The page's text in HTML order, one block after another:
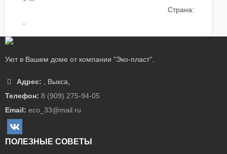
Страна:
-
Уют в Вашем доме от компании "Эко-пласт".
Адрес: Выкса
Телефон: 8 (909) 275-94-05
Email: eco_33@mail.ru
ПОЛЕЗНЫЕ СОВЕТЫ